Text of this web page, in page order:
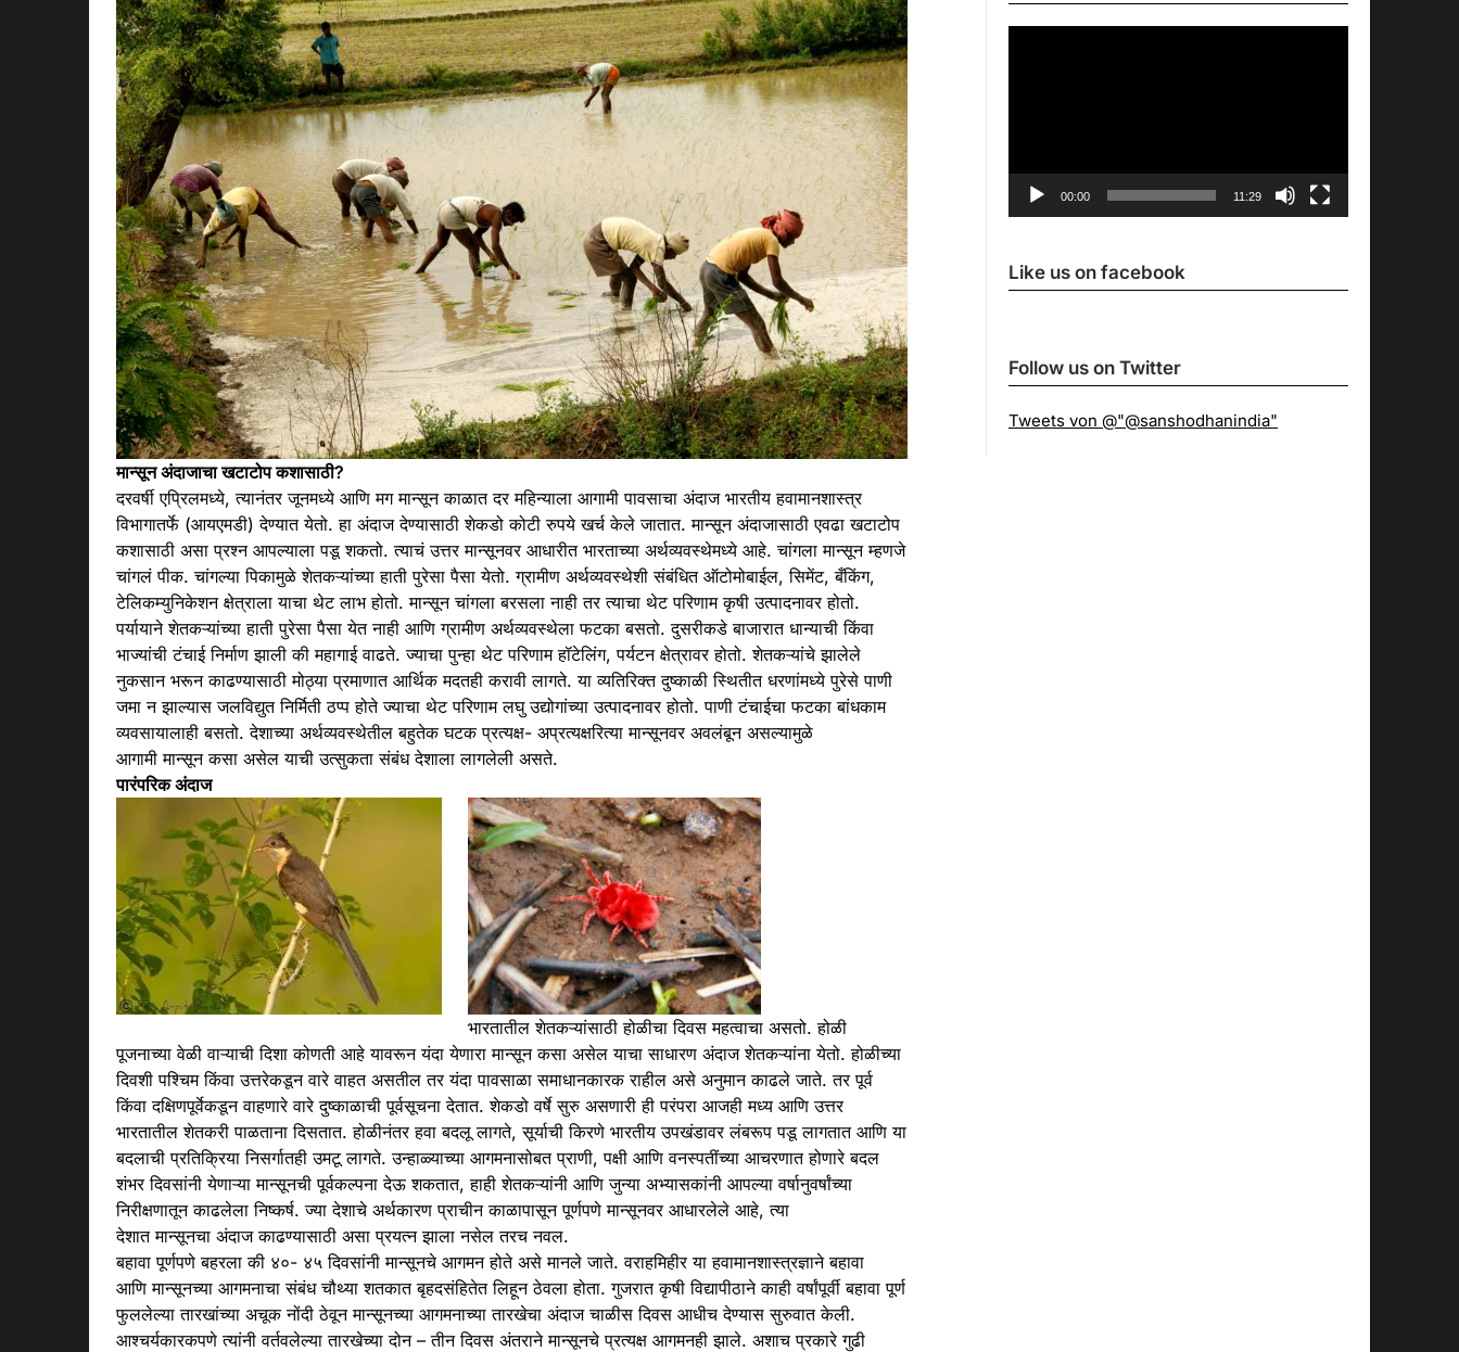
मान्सून अंदाजाचा खटाटोप कशासाठी?
दरवर्षी एप्रिलमध्ये, त्यानंतर जूनमध्ये आणि मग मान्सून काळात दर महिन्याला आगामी पावसाचा अंदाज भारतीय हवामानशास्त्र
विभागातर्फे (आयएमडी) देण्यात येतो. हा अंदाज देण्यासाठी शेकडो कोटी रुपये खर्च केले जातात. मान्सून अंदाजासाठी एवढा खटाटोप
कशासाठी असा प्रश्न आपल्याला पडू शकतो. त्याचं उत्तरमान्सूनवर आधारीत भारताच्या अर्थव्यवस्थेमध्ये आहे. चांगलामान्सूनम्हणजे
चांगलं पीक. चांगल्या पिकामुळे शेतकऱ्यांच्या हाती पुरेसा पैसा येतो. ग्रामीण अर्थव्यवस्थेशी संबंधित ऑटोमोबाईल, सिमेंट, बँकिंग,
टेलिकम्युनिकेशन क्षेत्राला याचा थेट लाभ होतो.मान्सूनचांगला बरसला नाही तर त्याचा थेट परिणाम कृषी उत्पादनावर होतो.
पर्यायाने शेतकऱ्यांच्या हाती पुरेसा पैसा येत नाही आणि ग्रामीण अर्थव्यवस्थेला फटका बसतो. दुसरीकडे बाजारात धान्याची किंवा
भाज्यांची टंचाई निर्माण झाली की महागाई वाढते. ज्याचा पुन्हा थेट परिणाम हॉटेलिंग, पर्यटन क्षेत्रावर होतो. शेतकऱ्यांचे झालेले
नुकसान भरून काढण्यासाठी मोठ्या प्रमाणात आर्थिक मदतही करावी लागते. या व्यतिरिक्त दुष्काळी स्थितीत धरणांमध्ये पुरेसे पाणी
जमा न झाल्यास जलविद्युत निर्मिती ठप्प होते ज्याचा थेट परिणाम लघु उद्योगांच्या उत्पादनावर होतो. पाणी टंचाईचा फटका बांधकाम
व्यवसायालाही बसतो. देशाच्या अर्थव्यवस्थेतील बहुतेक घटक प्रत्यक्ष- अप्रत्यक्षरित्यामान्सूनवर अवलंबून असल्यामुळे
आगामीमान्सूनकसा असेल याची उत्सुकता संबंध देशाला लागलेली असते.
पारंपरिक अंदाज
भारतातील शेतकऱ्यांसाठी होळीचा दिवस महत्वाचा असतो. होळी
पूजनाच्या वेळी वाऱ्याची दिशा कोणती आहे यावरून यंदा येणारामान्सूनकसा असेल याचा साधारण अंदाजशेतकऱ्यांना येतो. होळीच्या
दिवशी पश्चिम किंवा उत्तरेकडून वारे वाहत असतील तर यंदा पावसाळा समाधानकारक राहील असे अनुमान काढले जाते. तर पूर्व
किंवा दक्षिणपूर्वेकडून वाहणारे वारे दुष्काळाची पूर्वसूचना देतात. शेकडो वर्षे सुरु असणारी ही परंपरा आजही मध्य आणि उत्तर
भारतातील शेतकरी पाळताना दिसतात. होळीनंतर हवा बदलू लागते, सूर्याची किरणे भारतीय उपखंडावर लंबरूप पडू लागतात आणि या
बदलाची प्रतिक्रिया निसर्गातही उमटू लागते. उन्हाळ्याच्या आगमनासोबत प्राणी, पक्षी आणि वनस्पतींच्या आचरणात होणारे बदल
शंभर दिवसांनी येणाऱ्यामान्सूनची पूर्वकल्पना देऊ शकतात, हाही शेतकऱ्यांनी आणि जुन्या अभ्यासकांनी आपल्या वर्षानुवर्षांच्या
निरीक्षणातून काढलेला निष्कर्ष. ज्या देशाचे अर्थकारण प्राचीन काळापासून पूर्णपणेमान्सूनवर आधारलेले आहे, त्या
देशातमान्सूनचा अंदाजकाढण्यासाठी असा प्रयत्न झाला नसेल तरच नवल.
बहावा पूर्णपणे बहरला की ४०- ४५ दिवसांनीमान्सूनचे आगमन होते असे मानले जाते. वराहमिहीर या हवामानशास्त्रज्ञाने बहावा
आणिमान्सूनच्या आगमनाचा संबंध चौथ्या शतकात बृहदसंहितेत लिहून ठेवला होता. गुजरात कृषी विद्यापीठाने काही वर्षांपूर्वी बहावा पूर्ण
फुललेल्या तारखांच्या अचूक नोंदी ठेवूनमान्सूनच्या आगमनाच्या तारखेचा अंदाजचाळीस दिवस आधीच देण्यास सुरुवात केली.
आश्चर्यकारकपणे त्यांनी वर्तवलेल्या तारखेच्या दोन – तीन दिवस अंतरानेमान्सूनचे प्रत्यक्ष आगमनही झाले. अशाच प्रकारे गुढी
Player
00:00 11:29
Like us on facebook
Follow us on Twitter
Tweets von @"@sanshodhanindia"